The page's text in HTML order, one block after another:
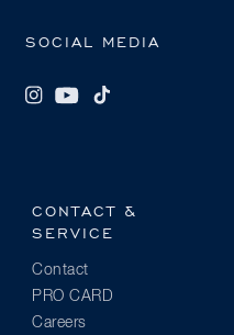
SOCIAL MEDIA
CONTACT &
SERVICE
Contact
PRO CARD
Careers